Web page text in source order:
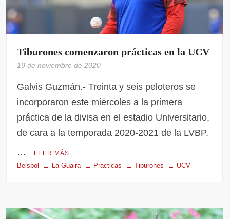
Tiburones comenzaron prácticas en la UCV
19 de noviembre de 2020
Galvis Guzmán.- Treinta y seis peloteros se
incorporaron este miércoles a la primera
práctica de la divisa en el estadio Universitario,
de cara a la temporada 2020-2021 de la LVBP.
…
LEER MÁS
Beisbol La Guaira Prácticas Tiburones UCV